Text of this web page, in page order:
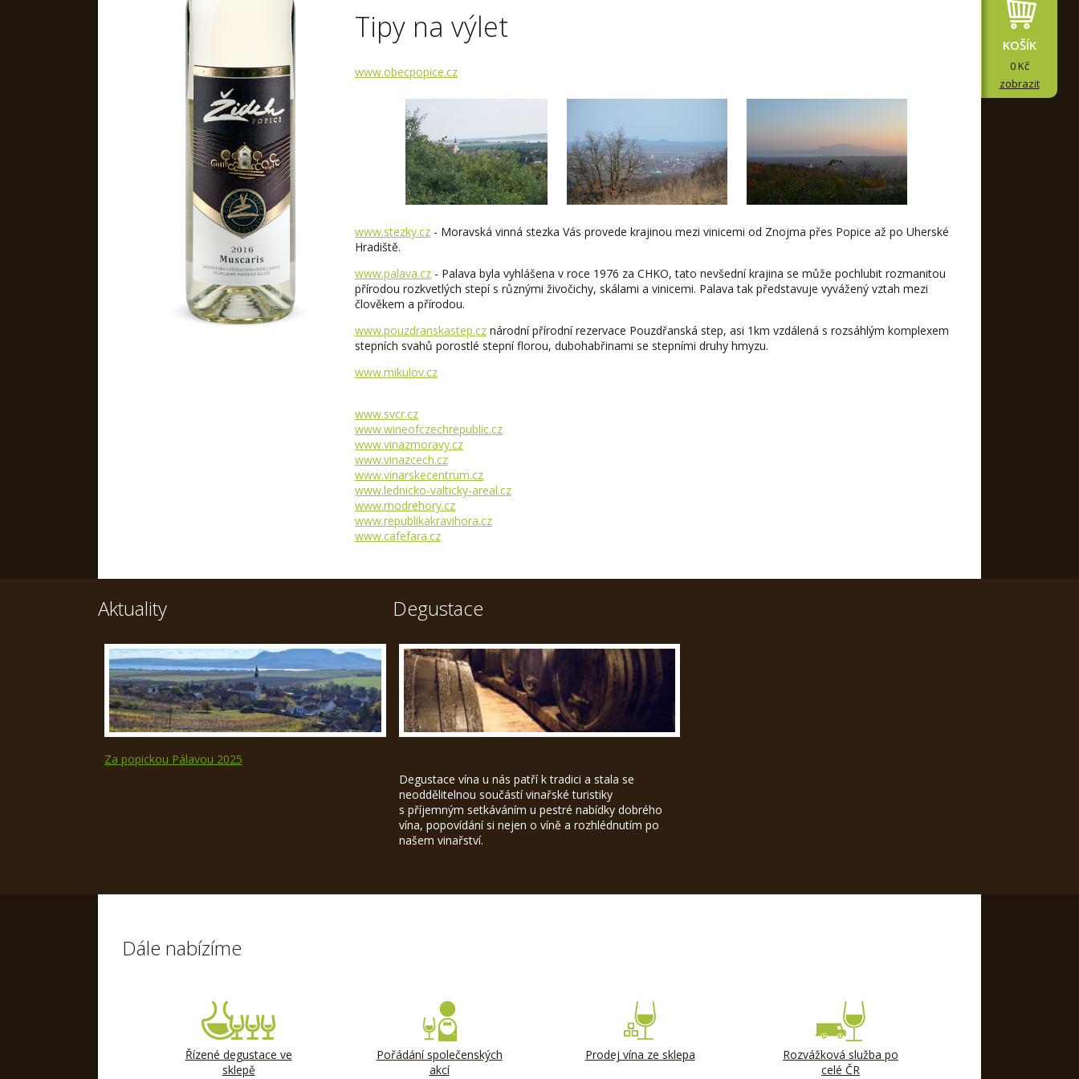
Tipy na výlet
www.obecpopice.cz
www.stezky.cz - Moravská vinná stezka Vás provede krajinou mezi vinicemi od Znojma přes Popice až po Uherské
Hradiště.
www.palava.cz - Palava byla vyhlášena v roce 1976 za CHKO, tato nevšední krajina se může pochlubit rozmanitou
přírodou rozkvetlých stepí s různými živočichy, skálami a vinicemi. Palava tak představuje vyvážený vztah mezi
člověkem a přírodou.
www.pouzdranskastep.cz národní přírodní rezervace Pouzdřanská step, asi 1km vzdálená s rozsáhlým komplexem
stepních svahů porostlé stepní florou, dubohabřinami se stepními druhy hmyzu.
www.mikulov.cz
www.svcr.cz
www.wineofczechrepublic.cz
www.vinazmoravy.cz
www.vinazcech.cz
www.vinarskecentrum.cz
www.lednicko-valticky-areal.cz
www.modrehory.cz
www.republikakravihora.cz
www.cafefara.cz
KOŠÍK
0 Kč
zobrazit
Aktuality
Za popickou Pálavou 2025
Degustace
Degustace vína u nás patří k tradici a stala se
neoddělitelnou součástí vinařské turistiky
s příjemným setkáváním u pestré nabídky dobrého
vína, popovídání si nejen o víně a rozhlédnutím po
našem vinařství.
Dále nabízíme
Řízené degustace ve
sklepě
Pořádání společenských
akcí
Prodej vína ze sklepa
Rozvážková služba po
celé ČR